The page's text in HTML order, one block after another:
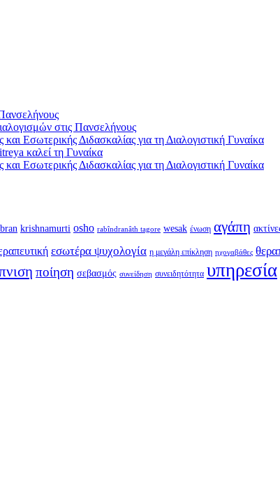
στις Πανσελήνους
Εσωτερικής Διδασκαλίας για τη Διαλογιστική Γυναίκα
καλεί τη Γυναίκα
Εσωτερικής Διδασκαλίας για τη Διαλογιστική Γυναίκα
krishnamurti osho rabîndranâth tagore wesak ένωση αγάπη
εσωτέρα ψυχολογία η μεγάλη επίκληση ηχογαβάθες
ποίηση σεβασμός συνείδηση συνειδητότητα υπηρεσία